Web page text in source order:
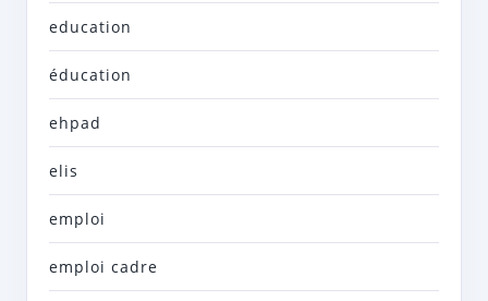
education
éducation
ehpad
elis
emploi
emploi cadre